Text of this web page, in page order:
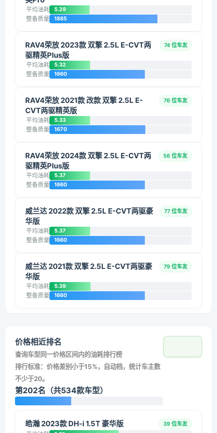
平均油耗 5.29
整备质量 1885
RAV4荣放 2023款 双擎 2.5L E-CVT两
驱精英Plus版
74 位车友
平均油耗 5.32
整备质量 1660
RAV4荣放 2021款 改款 双擎 2.5L E-
CVT两驱精英版
76 位车友
平均油耗 5.33
整备质量 1670
RAV4荣放 2024款 双擎 2.5L E-CVT两
驱精英Plus版
56 位车友
平均油耗 5.37
整备质量 1660
威兰达 2022款 双擎 2.5L E-CVT两驱豪
华版
77 位车友
平均油耗 5.37
整备质量 1660
威兰达 2021款 双擎 2.5L E-CVT两驱豪
华版
79 位车友
平均油耗 5.39
整备质量 1660
价格相近排名
查询车型同一价格区间内的油耗排行榜
排行标准：价格差别小于15%，自动档，统计车主数
不少于20。
第202名（共534款车型）
皓瀚 2023款 DH-i 1.5T 豪华版 39 位车友